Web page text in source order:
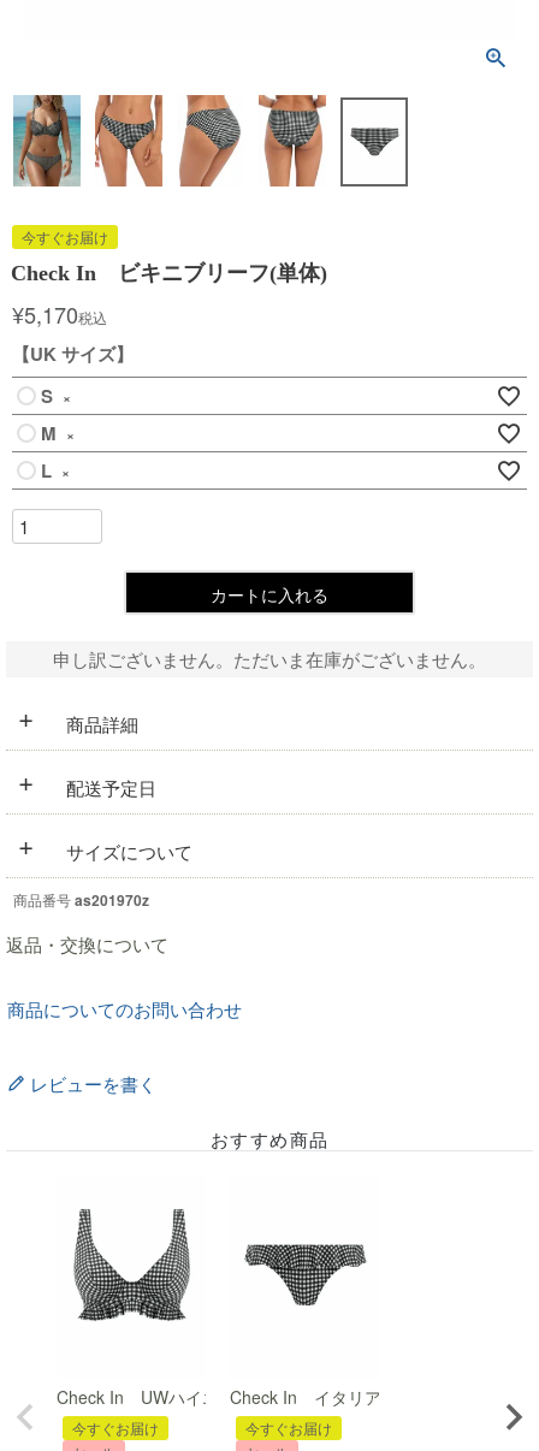
今すぐお届け
Check In ビキニブリーフ(単体)
¥5,170税込
【UK サイズ】
S ×
M ×
L ×
カートに入れる
申し訳ございません。ただいま在庫がございません。
+ 商品詳細
+ 配送予定日
+ サイズについて
商品番号as201970z
返品・交換について
商品についてのお問い合わせ
レビューを書く
おすすめ商品
Check In UWハイエイペックスビキニ(単体)
今すぐお届け
Check In イタリアンビキニブリーフ(
今すぐお届け